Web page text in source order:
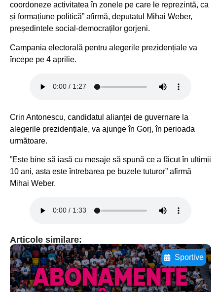
coordoneze activitatea în zonele pe care le reprezintă, ca
și formațiune politică” afirmă, deputatul Mihai Weber,
președintele social-democraților gorjeni.
Campania electorală pentru alegerile prezidențiale va
începe pe 4 aprilie.
Crin Antonescu, candidatul alianței de guvernare la
alegerile prezidențiale, va ajunge în Gorj, în perioada
următoare.
”Este bine să iasă cu mesaje să spună ce a făcut în ultimii
10 ani, asta este întrebarea pe buzele tuturor” afirmă
Mihai Weber.
Articole similare:
Sportive
Adaugă aici textul pentru